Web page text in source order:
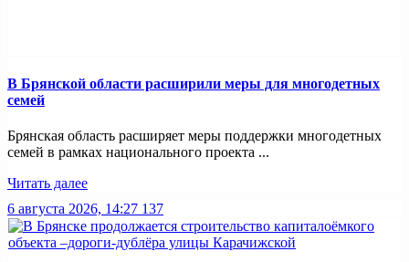
В Брянской области расширили меры для многодетных
семей
Брянская область расширяет меры поддержки многодетных
семей в рамках национального проекта ...
Читать далее
6 августа 2026, 14:27 137